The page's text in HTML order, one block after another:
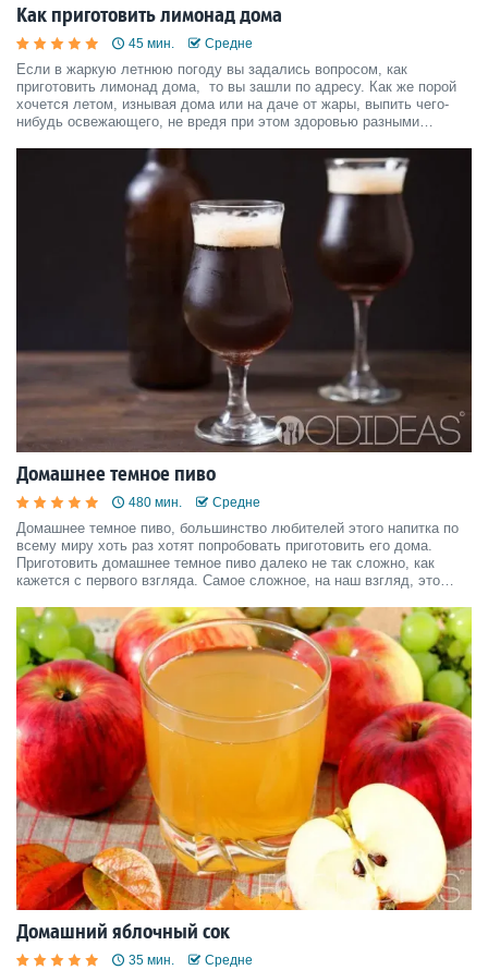
Как приготовить лимонад дома
45 мин. Средне
Если в жаркую летнюю погоду вы задались вопросом, как
приготовить лимонад дома, то вы зашли по адресу. Как же порой
хочется летом, изнывая дома или на даче от жары, выпить чего-
нибудь освежающего, не вредя при этом здоровью разными
Мы предлагаем вам наш рецепт приготовления домашнег
Домашнее темное пиво
480 мин. Средне
Домашнее темное пиво, большинство любителей этого напитка по
всему миру хоть раз хотят попробовать приготовить его дома.
Приготовить домашнее темное пиво далеко не так сложно, как
кажется с первого взгляда. Самое сложное, на наш взгляд, это
Домашнее пиво получается вкуснее, ароматнее, полезне
Домашний яблочный сок
35 мин. Средне